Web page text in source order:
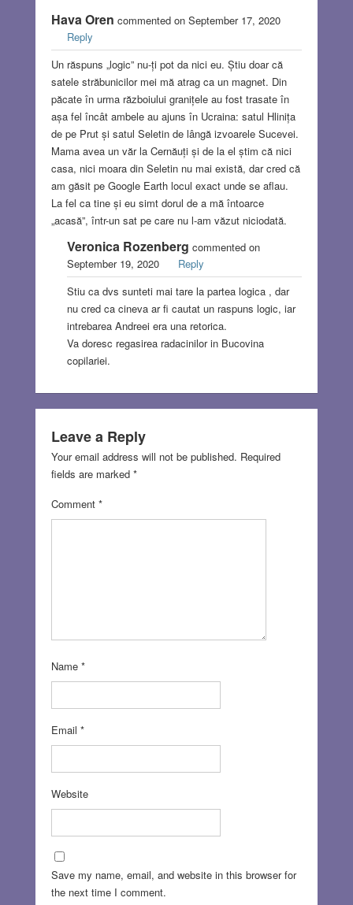
Hava Oren commented on September 17, 2020
Reply
Un răspuns „logic” nu-ți pot da nici eu. Știu doar că
satele străbunicilor mei mă atrag ca un magnet. Din
păcate în urma războiului granițele au fost trasate în
așa fel încât ambele au ajuns în Ucraina: satul Hlinița
de pe Prut și satul Seletin de lângă izvoarele Sucevei.
Mama avea un văr la Cernăuți și de la el știm că nici
casa, nici moara din Seletin nu mai există, dar cred că
am găsit pe Google Earth locul exact unde se aflau.
La fel ca tine și eu simt dorul de a mă întoarce
„acasă”, într-un sat pe care nu l-am văzut niciodată.
Veronica Rozenberg commented on
September 19, 2020
Reply
Stiu ca dvs sunteti mai tare la partea logica , dar
nu cred ca cineva ar fi cautat un raspuns logic, iar
intrebarea Andreei era una retorica.
Va doresc regasirea radacinilor in Bucovina
copilariei.
Leave a Reply
Your email address will not be published. Required
fields are marked *
Comment *
Name *
Email *
Website
Save my name, email, and website in this browser for
the next time I comment.